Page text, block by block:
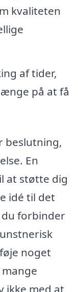
kvaliteten
af tider,
på at få
beslutning,
En
at støtte dig
idé til det
forbinder
noget
ikke med at